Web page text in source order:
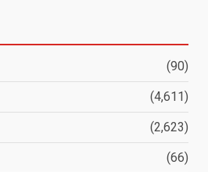
(90)
(4,611)
(2,623)
(66)